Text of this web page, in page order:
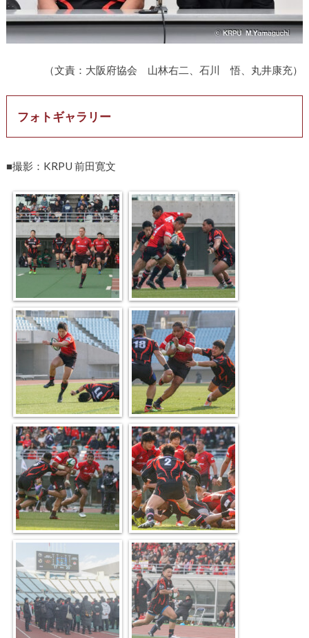
（文責：大阪府協会 山林右二、石川 悟、丸井康充）
フォトギャラリー
■撮影：KRPU 前田寛文